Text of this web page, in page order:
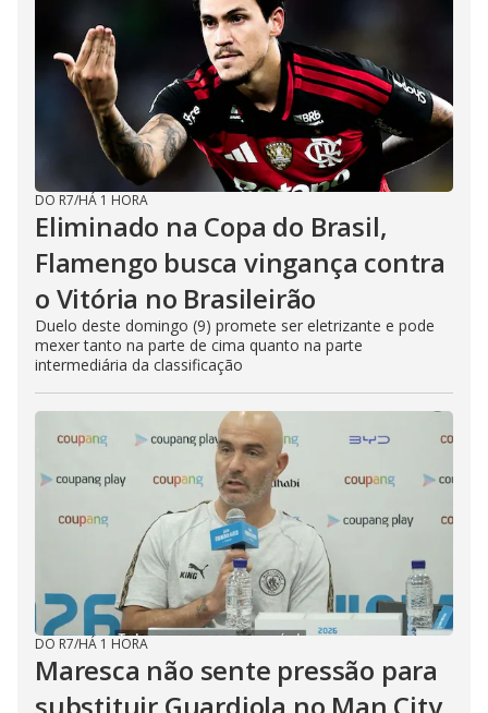
DO R7/HÁ 1 HORA
Eliminado na Copa do Brasil,
Flamengo busca vingança contra
o Vitória no Brasileirão
Duelo deste domingo (9) promete ser eletrizante e pode
mexer tanto na parte de cima quanto na parte
intermediária da classificação
DO R7/HÁ 1 HORA
Maresca não sente pressão para